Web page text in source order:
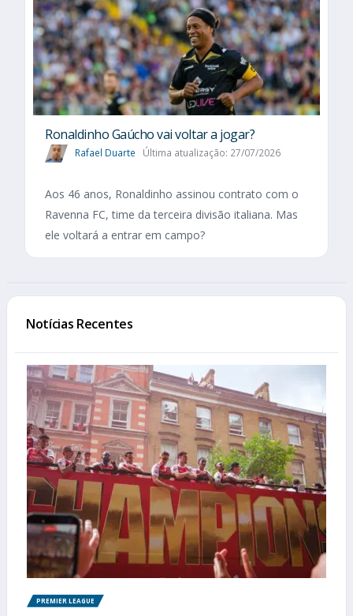
Ronaldinho Gaúcho vai voltar a jogar?
Rafael Duarte Última atualização: 27/07/2026
Aos 46 anos, Ronaldinho assinou contrato com o
Ravenna FC, time da terceira divisão italiana. Mas
ele voltará a entrar em campo?
Notícias Recentes
PREMIER LEAGUE